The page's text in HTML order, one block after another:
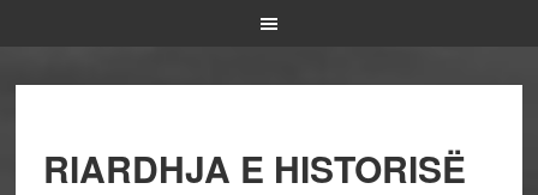
RIARDHJA E HISTORISË